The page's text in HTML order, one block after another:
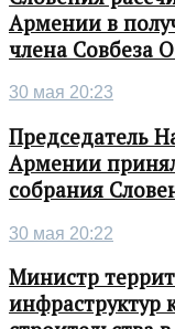
Армении в
члена Совбеза
30 мая 20:23
Председатель
Армении
собрания
30 мая 20:22
Министр
инфраструктур